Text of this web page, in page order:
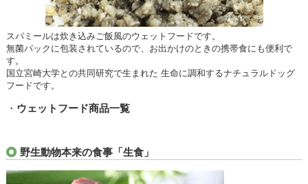
スパミールは炊き込みご飯風のウェットフードです。
無菌パックに包装されているので、お出かけのときの携帯食にも便利で
す。
国立宮崎大学との共同研究で生まれた 生命に調和するナチュラルドッグ
フードです。
・ ウェットフード商品一覧
野生動物本来の食事「生食」